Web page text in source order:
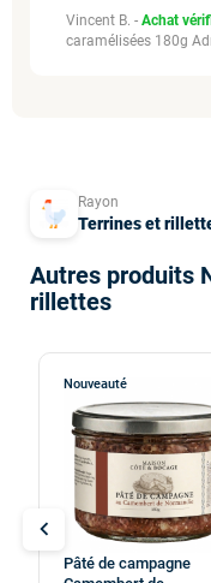
Vincent B. - Achat
caramélisées 180g
Rayon
Terrines et
Autres produits
rillettes
Nouveauté
Pâté de campagne
chevron_left